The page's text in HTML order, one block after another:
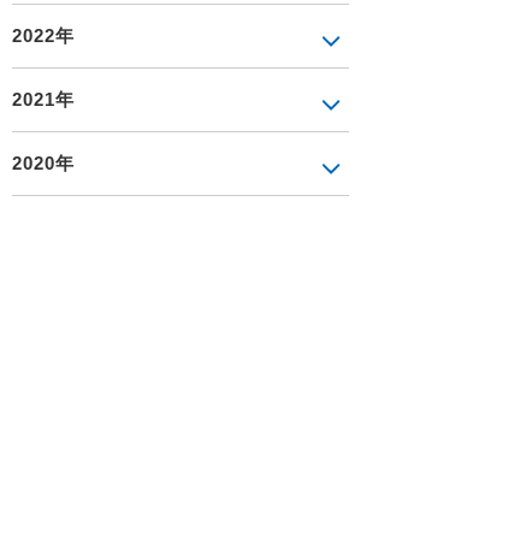
2022年
2021年
2020年